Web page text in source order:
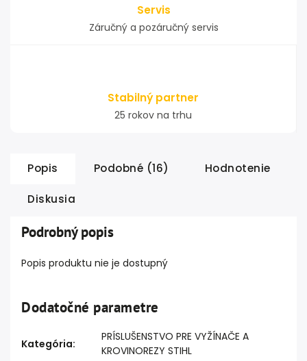
Servis
Záručný a pozáručný servis
Stabilný partner
25 rokov na trhu
Popis Podobné (16) Hodnotenie
Diskusia
Podrobný popis
Popis produktu nie je dostupný
Dodatočné parametre
Kategória:
PRÍSLUŠENSTVO PRE VYŽÍNAČE A
KROVINOREZY STIHL